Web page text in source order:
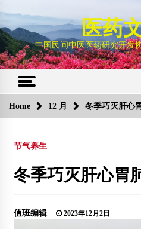
content
医药
中国民间中医医药研究开发
Home 12 月 冬季巧灭肝心
节气养生
冬季巧灭肝心胃
值班编辑 2023年12月2日